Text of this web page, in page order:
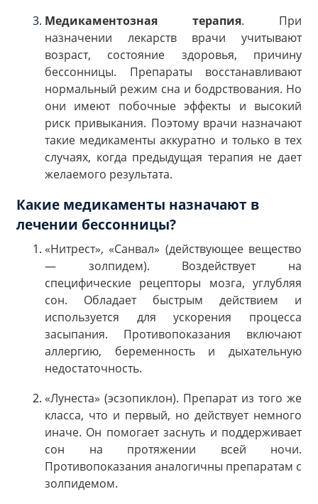
Медикаментозная терапия. При
назначении лекарств врачи учитывают
возраст, состояние здоровья, причину
бессонницы. Препараты восстанавливают
нормальный режим сна и бодрствования. Но
они имеют побочные эффекты и высокий
риск привыкания. Поэтому врачи назначают
такие медикаменты аккуратно и только в тех
случаях, когда предыдущая терапия не дает
желаемого результата.
Какие медикаменты назначают в
лечении бессонницы?
«Нитрест», «Санвал» (действующее вещество
— золпидем). Воздействует на
специфические рецепторы мозга, углубляя
сон. Обладает быстрым действием и
используется для ускорения процесса
засыпания. Противопоказания включают
аллергию, беременность и дыхательную
недостаточность.
«Лунеста» (эсзопиклон). Препарат из того же
класса, что и первый, но действует немного
иначе. Он помогает заснуть и поддерживает
сон на протяжении всей ночи.
Противопоказания аналогичны препаратам с
золпидемом.